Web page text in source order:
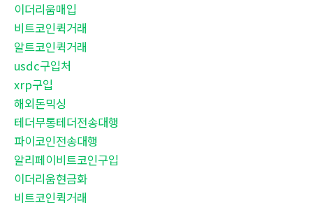
이더리움매입
비트코인퀵거래
알트코인퀵거래
usdc구입처
xrp구입
해외돈믹싱
테더무통테더전송대행
파이코인전송대행
알리페이비트코인구입
이더리움현금화
비트코인퀵거래